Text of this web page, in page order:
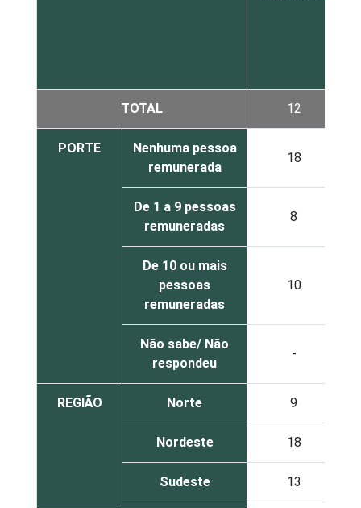
TOTAL 12
PORTE
Nenhuma pessoa
remunerada
18
De 1 a 9 pessoas
remuneradas
8
De 10 ou mais
pessoas
remuneradas
10
Não sabe/ Não
respondeu
-
REGIÃO Norte 9
Nordeste 18
Sudeste 13